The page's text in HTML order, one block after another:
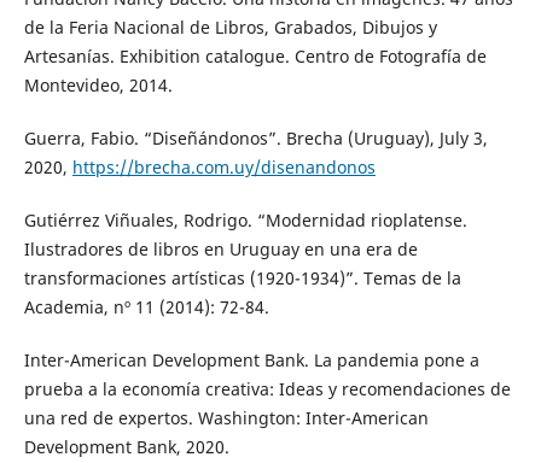
de la Feria Nacional de Libros, Grabados, Dibujos y
Artesanías. Exhibition catalogue. Centro de Fotografía de
Montevideo, 2014.
Guerra, Fabio. “Diseñándonos”. Brecha (Uruguay), July 3,
2020, https://brecha.com.uy/disenandonos
Gutiérrez Viñuales, Rodrigo. “Modernidad rioplatense.
Ilustradores de libros en Uruguay en una era de
transformaciones artísticas (1920-1934)”. Temas de la
Academia, nº 11 (2014): 72-84.
Inter-American Development Bank. La pandemia pone a
prueba a la economía creativa: Ideas y recomendaciones de
una red de expertos. Washington: Inter-American
Development Bank, 2020.